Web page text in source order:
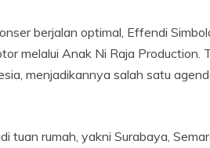
berjalan optimal, Effendi
melalui Anak Ni Raja Production.
menjadikannya salah satu
tuan rumah, yakni Surabaya,